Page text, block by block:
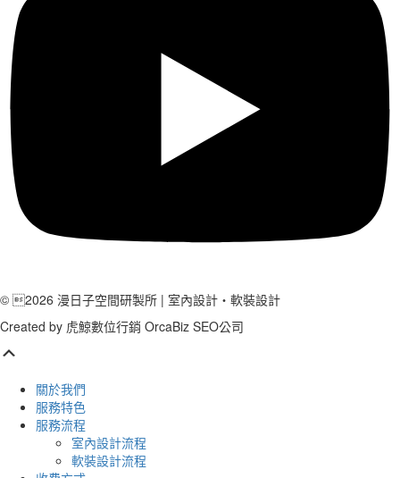
© 2026 漫日子空間研製所 | 室內設計‧軟裝設計
Created by 虎鯨數位行銷 OrcaBiz SEO公司
關於我們
服務特色
服務流程
室內設計流程
軟裝設計流程